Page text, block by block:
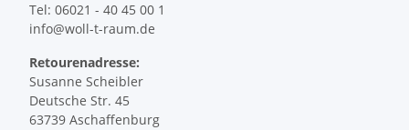
Tel: 06021 - 40 45 00 1
info@woll-t-raum.de
Retourenadresse:
Susanne Scheibler
Deutsche Str. 45
63739 Aschaffenburg